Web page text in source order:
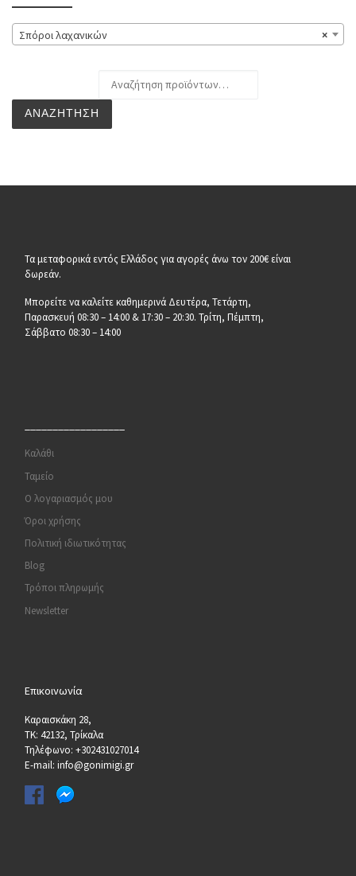
×
Σπόροι λαχανικών
ΑΝΑΖΉΤΗΣΗ
Τα μεταφορικά εντός Ελλάδος για αγορές άνω τον 200€ είναι
δωρεάν.
Μπορείτε να καλείτε καθημερινά Δευτέρα, Τετάρτη,
Παρασκευή 08:30 – 14:00 & 17:30 – 20:30. Τρίτη, Πέμπτη,
Σάββατο 08:30 – 14:00
Καλάθι
Ταμείο
Ο λογαριασμός μου
Όροι χρήσης
Πολιτική ιδιωτικότητας
Blog
Τρόποι πληρωμής
Newsletter
Επικοινωνία
Καραισκάκη 28,
ΤΚ: 42132, Τρίκαλα
Τηλέφωνο: +302431027014
E-mail: info@gonimigi.gr